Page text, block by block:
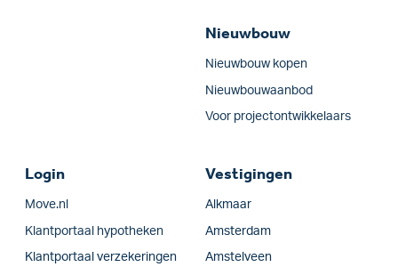
Nieuwbouw
Nieuwbouw kopen
Nieuwbouwaanbod
Voor projectontwikkelaars
Login
Move.nl
Klantportaal hypotheken
Klantportaal verzekeringen
Vestigingen
Alkmaar
Amsterdam
Amstelveen